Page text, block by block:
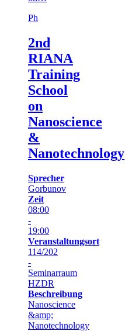
Ph
2nd
RIANA
Training
School
on
Nanoscience
&
Nanotechnology
Sprecher
Gorbunov
Zeit
08:00
-
19:00
Veranstaltungsort
114/202
-
Seminarraum
HZDR
Beschreibung
Nanoscience
&amp;
Nanotechnology